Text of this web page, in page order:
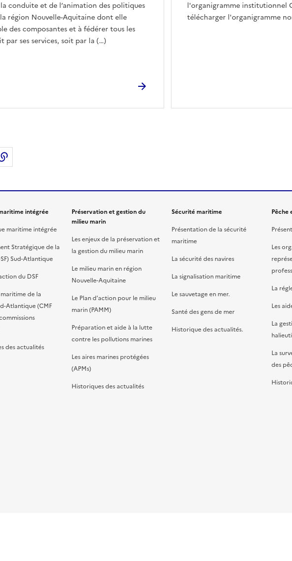
conduite et de l’animation des politiques
région Nouvelle-Aquitaine dont elle
des composantes et à fédérer tous les
par ses services, soit par la (…)
l'organigramme institutionnel
télécharger l'organigramme
LinkedInpar email
intégrée
maritime intégrée
Stratégique de la
Sud-Atlantique
du DSF
de la
Atlantique (CMF
des actualités
Préservation et gestion du
milieu marin
Les enjeux de la préservation et
la gestion du milieu marin
Le milieu marin en région
Nouvelle-Aquitaine
Le Plan d’action pour le milieu
marin (PAMM)
Préparation et aide à la lutte
contre les pollutions marines
Les aires marines protégées
(APMs)
Historiques des actualités
Sécurité maritime
Présentation de la sécurité
maritime
La sécurité des navires
La signalisation maritime
Le sauvetage en mer.
Santé des gens de mer
Historique des actualités.
Pêche
Les
La
Les
La
La
des